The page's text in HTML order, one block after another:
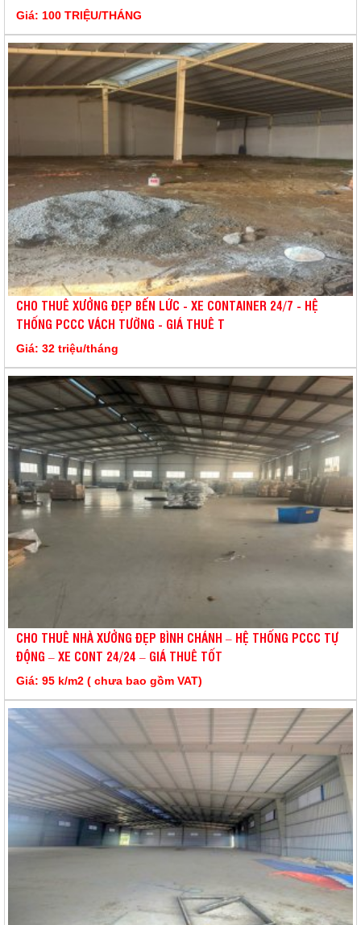
Giá: 100 TRIỆU/THÁNG
CHO THUÊ XƯỞNG ĐẸP BẾN LỨC - XE CONTAINER 24/7 - HỆ
THỐNG PCCC VÁCH TƯỜNG - GIÁ THUÊ T
Giá: 32 triệu/tháng
CHO THUÊ NHÀ XƯỞNG ĐẸP BÌNH CHÁNH – HỆ THỐNG PCCC TỰ
ĐỘNG – XE CONT 24/24 – GIÁ THUÊ TỐT
Giá: 95 k/m2 ( chưa bao gồm VAT)